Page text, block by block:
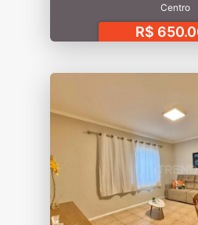
Centro
R$